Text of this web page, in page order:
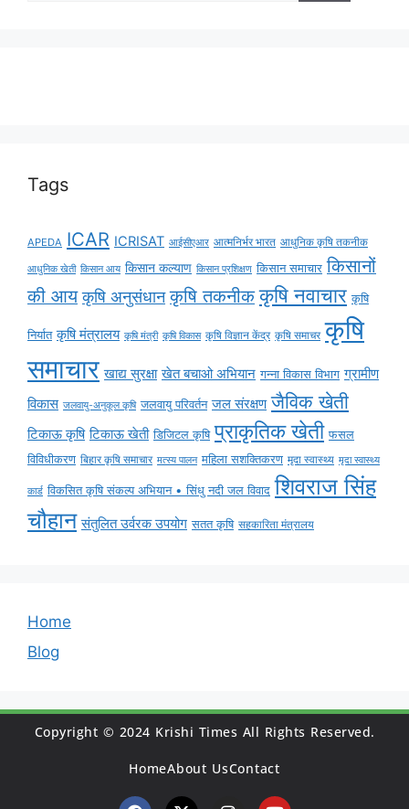
Tags
APEDA ICAR ICRISAT आईसीएआर आत्मनिर्भर भारत आधुनिक कृषि तकनीक
आधुनिक खेती किसान आय किसान कल्याण किसान प्रशिक्षण किसान समाचार किसानों
की आय कृषि अनुसंधान कृषि तकनीक कृषि नवाचार कृषि
निर्यात कृषि मंत्रालय कृषि मंत्री कृषि विकास कृषि विज्ञान केंद्र कृषि समाचर कृषि
समाचार खाद्य सुरक्षा खेत बचाओ अभियान गन्ना विकास विभाग ग्रामीण
विकास जलवायु-अनुकूल कृषि जलवायु परिवर्तन जल संरक्षण जैविक खेती
टिकाऊ कृषि टिकाऊ खेती डिजिटल कृषि प्राकृतिक खेती फसल
विविधीकरण बिहार कृषि समाचार मत्स्य पालन महिला सशक्तिकरण मृदा स्वास्थ्य मृदा स्वास्थ्य
कार्ड विकसित कृषि संकल्प अभियान • सिंधु नदी जल विवाद शिवराज सिंह
चौहान संतुलित उर्वरक उपयोग सतत कृषि सहकारिता मंत्रालय
Home
Blog
Copyright © 2024 Krishi Times All Rights Reserved.
HomeAbout UsContact